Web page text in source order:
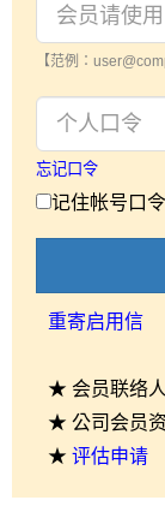
【范例：
忘记口令
记住帐号口令
重寄启用信
★ 会员联络
★ 公司会员
★ 评估申请